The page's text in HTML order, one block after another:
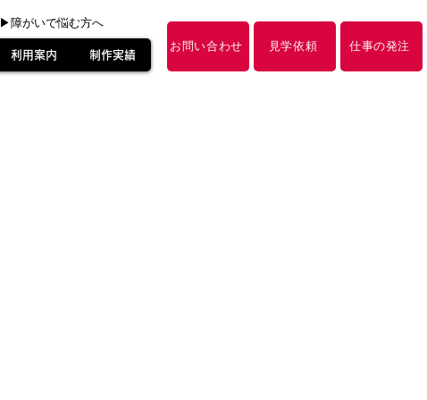
▶︎障がいで悩む方へ
利用案内 制作実績
お問い合わせ 見学依頼 仕事の発注